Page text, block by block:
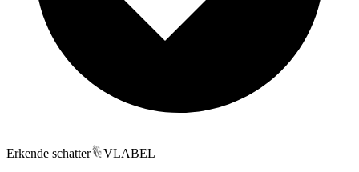
Erkende schatter
VLABEL